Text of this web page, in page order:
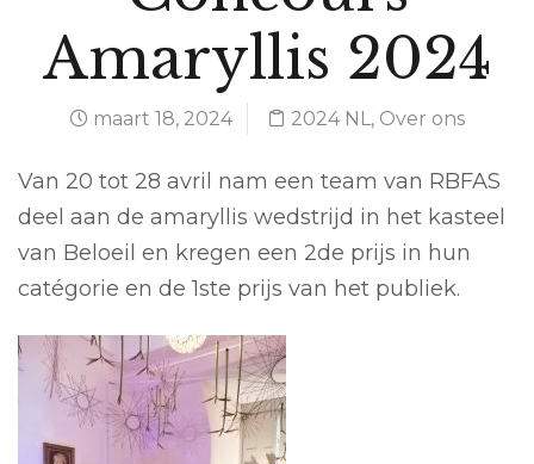
Amaryllis 2024
maart 18, 2024 2024 NL, Over ons
Van 20 tot 28 avril nam een team van RBFAS
deel aan de amaryllis wedstrijd in het kasteel
van Beloeil en kregen een 2de prijs in hun
catégorie en de 1ste prijs van het publiek.